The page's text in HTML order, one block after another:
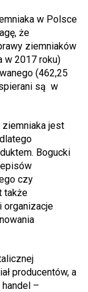
w Polsce
że
ziemniaków
w 2017 roku)
(462,25
są w
jest
Bogucki
czy
także
organizacje
producentów, a
–